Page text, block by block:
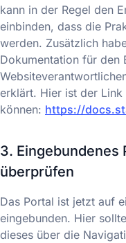
kann in der Regel den
einbinden, dass die
werden. Zusätzlich
Dokumentation für den
erklärt. Hier ist der
können: https://
3. Eingebundenes
überprüfen
Das Portal ist jetzt auf
eingebunden. Hier
dieses über die